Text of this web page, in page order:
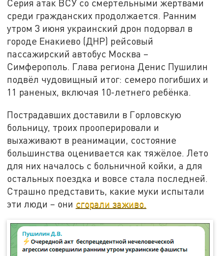
Серия атак ВСУ со смертельными жертвами
среди гражданских продолжается. Ранним
утром 3 июня украинский дрон подорвал в
городе Енакиево (ДНР) рейсовый
пассажирский автобус Москва –
Симферополь. Глава региона Денис Пушилин
подвёл чудовищный итог: семеро погибших и
11 раненых, включая 10-летнего ребёнка.
Пострадавших доставили в Горловскую
больницу, троих прооперировали и
выхаживают в реанимации, состояние
большинства оценивается как тяжёлое. Лето
для них началось с больничной койки, а для
остальных поездка и вовсе стала последней.
Страшно представить, какие муки испытали
эти люди – они сгорали заживо.